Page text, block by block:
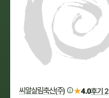
씨알살림축산(주) ★4.0후기 2